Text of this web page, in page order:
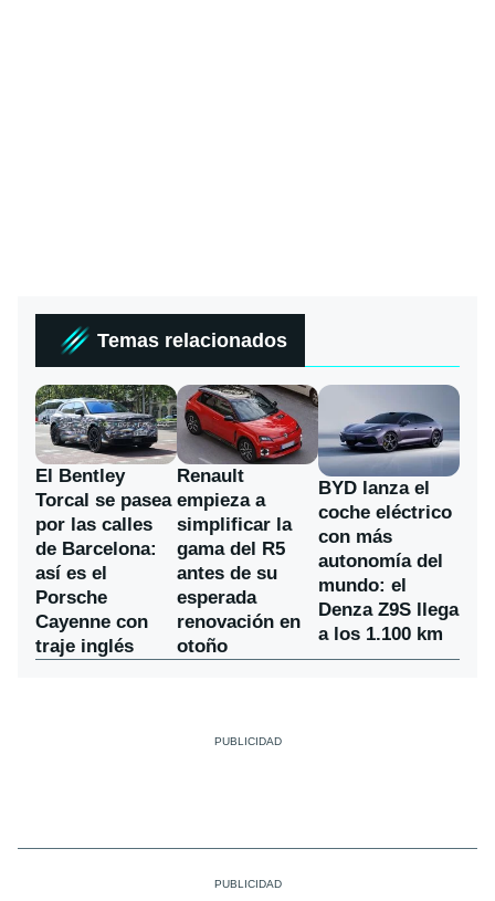
Temas relacionados
El Bentley
Torcal se pasea
por las calles
de Barcelona:
así es el
Porsche
Cayenne con
traje inglés
Renault
empieza a
simplificar la
gama del R5
antes de su
esperada
renovación en
otoño
BYD lanza el
coche eléctrico
con más
autonomía del
mundo: el
Denza Z9S llega
a los 1.100 km